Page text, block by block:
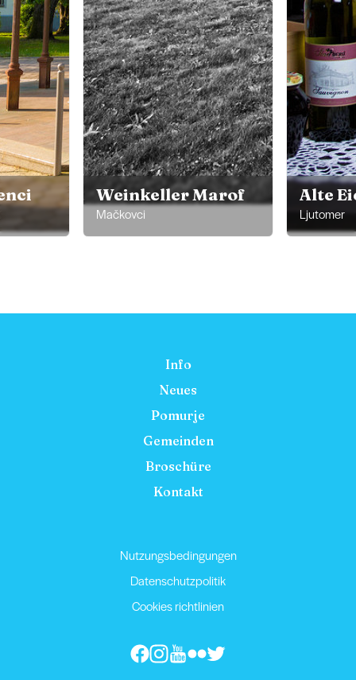
Weinkeller Marof
Mačkovci
Alte
Ljutomer
Info
Neues
Pomurje
Gemeinden
Broschüre
Kontakt
Nutzungsbedingungen
Datenschutzpolitik
Cookies richtlinien